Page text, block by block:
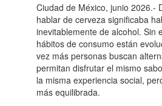
Ciudad de México, junio 2026.-
hablar de cerveza significaba
inevitablemente de alcohol. Sin
hábitos de consumo están
vez más personas buscan
permitan disfrutar el mismo
la misma experiencia social,
más equilibrada.